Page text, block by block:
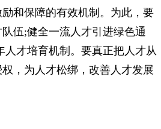
和保障的有效机制。为此，要
伍;健全一流人才引进绿色通
才培育机制。要真正把人才从
，为人才松绑，改善人才发展